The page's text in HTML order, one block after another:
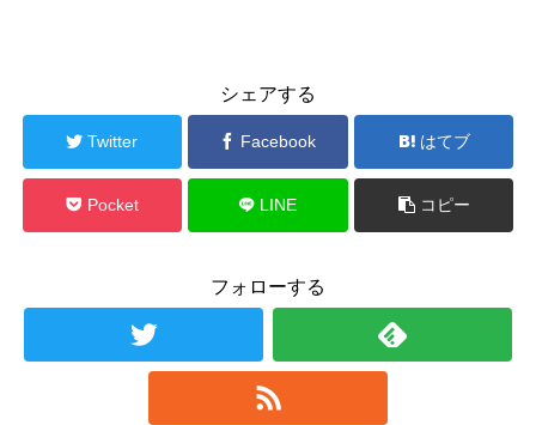
シェアする
Twitter Facebook はてブ
Pocket LINE コピー
フォローする